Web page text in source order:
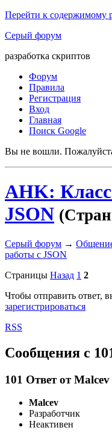
Перейти к содержимому
Серый форум
разработка скриптов
Форум
Правила
Регистрация
Вход
Главная
Поиск Google
Вы не вошли.
AHK:
JSON
Серый форум →
работы с JSON
Страницы Назад 1 2
Чтобы отправить ответ,
зарегистрироваться
RSS
Сообщения с
101 Ответ отMalcev
Malcev
Разработчик
Неактивен